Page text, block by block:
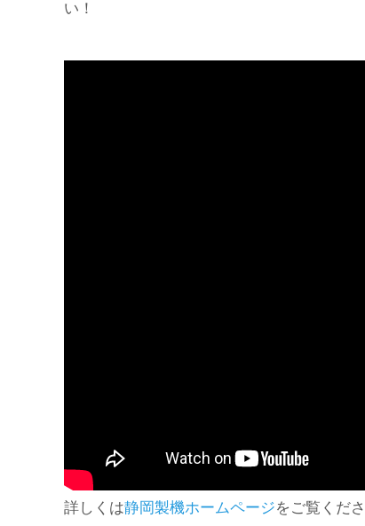
い！
詳しくは静岡製機ホームページをご覧くださ